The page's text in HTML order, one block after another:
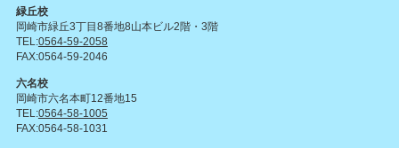
緑丘校
岡崎市緑丘3丁目8番地8山本ビル2階・3階
TEL:0564-59-2058
FAX:0564-59-2046
六名校
岡崎市六名本町12番地15
TEL:0564-58-1005
FAX:0564-58-1031